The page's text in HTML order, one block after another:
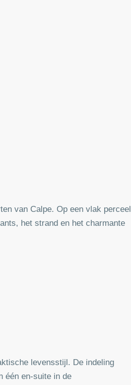
van Calpe. Op een vlak perceel
het strand en het charmante
levensstijl. De indeling
één en-suite in de